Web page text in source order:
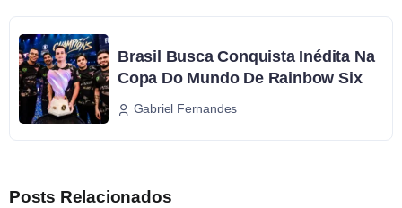
Brasil Busca Conquista Inédita Na
Copa Do Mundo De Rainbow Six
Gabriel Fernandes
Posts Relacionados